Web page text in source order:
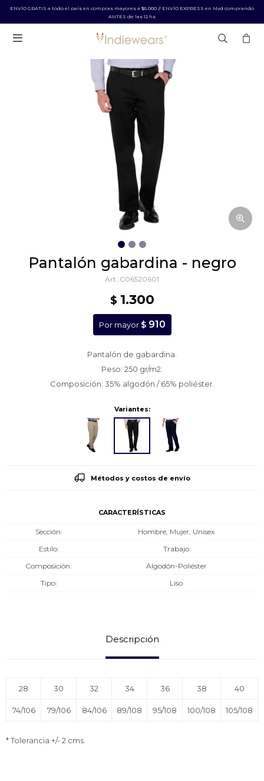
ENVÍO GRATIS a todo el país en compras mayores a $5.000 // ENVÍO EXPRESS en Mvd comprando
ANTES de las 12 hs

pantalón gabardina - negro
C06520601
$ 1.300
Por mayor $ 910
Pantalón de gabardina.
Peso: 250 gr/m2.
Composición: 35% algodón / 65% poliéster.
Variantes:
Métodos y costos de envío
CARACTERÍSTICAS
Sección
Hombre, Mujer, Unisex
Estilo
Trabajo
Composición
Algodón-Poliéster
Tipo
Liso
Descripción
28 30 32 34 36 38 40
74/106 79/106 84/106 89/108 95/108 100/108 105/108
* Tolerancia +/- 2 cms.